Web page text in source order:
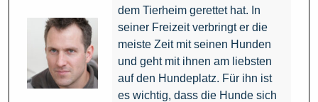
dem Tierheim gerettet hat. In
seiner Freizeit verbringt er die
meiste Zeit mit seinen Hunden
und geht mit ihnen am liebsten
auf den Hundeplatz. Für ihn ist
es wichtig, dass die Hunde sich